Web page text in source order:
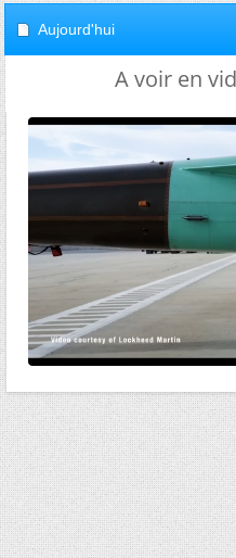
Aujourd'hui
A voir en